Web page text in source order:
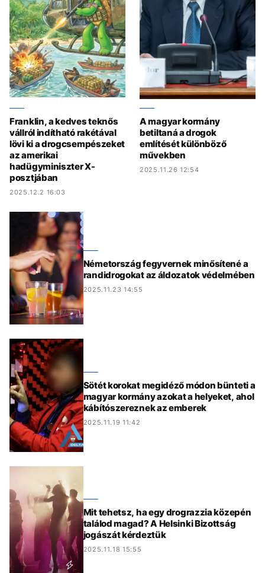
Franklin, a kedves teknős
vállról indítható rakétával
lövi ki a drogcsempészeket
az amerikai
hadügyminiszter X-
posztjában
2025.12.2 16:03
A magyar kormány
betiltaná a drogok
említését különböző
művekben
2025.11.26 12:54
Németország fegyvernek minősítené a
randidrogokat az áldozatok védelmében
2025.11.23 14:55
Sötét korokat megidéző módon bünteti a
magyar kormány azokat a helyeket, ahol
kábítószereznek az emberek
2025.11.19 11:42
Mit tehetsz, ha egy drograzzia közepén
találod magad? A Helsinki Bizottság
jogászát kérdeztük
2025.11.18 15:55